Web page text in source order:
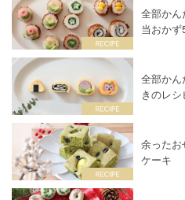
全部か
当おかず
全部か
きのレシ
余った
ケーキ